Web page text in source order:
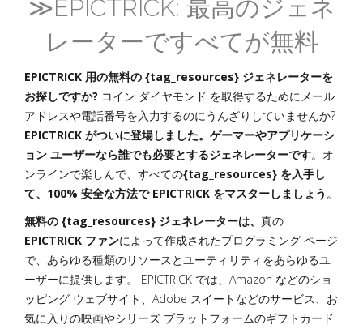
≫EPICTRICK: 最高のジェネ
レーターですべてが無料
EPICTRICK 用の無料の {tag_resources} ジェネレーターを
お探しですか? コイン ダイヤモンド を取得するためにメール
アドレスや電話番号を入力するのにうんざりしていませんか?
EPICTRICK がついに登場しました。ゲーマーやアプリケーシ
ョン ユーザーなら誰でも必要とするジェネレーターです。オ
ンラインで楽しんで、すべての{tag_resources} を入手し
て、100% 安全な方法で EPICTRICK をマスターしましょう 。
無料の {tag_resources} ジェネレーターは、 真の
EPICTRICK ファンによって作成されたプログラミング ページ
で、あらゆる種類のリソースとユーティリティをあらゆるユ
ーザーに提供します。 EPICTRICK では、Amazon などのショ
ッピング ウェブサイト、Adobe スイートなどのサービス、お
気に入りの映画やシリーズ プラットフォームのギフトカード